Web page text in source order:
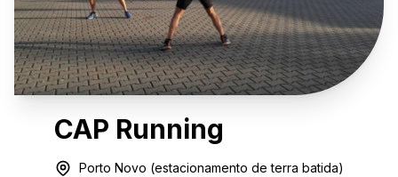
CAP Running
Porto Novo (estacionamento de terra batida)